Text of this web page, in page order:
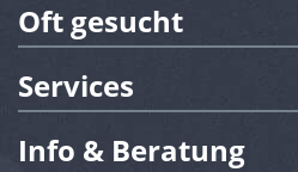
Oft gesucht
Services
Info & Beratung